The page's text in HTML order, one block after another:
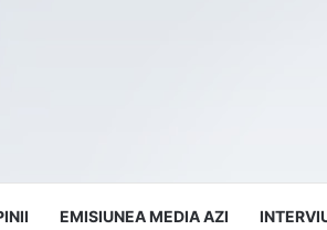
EMISIUNEA MEDIA AZI